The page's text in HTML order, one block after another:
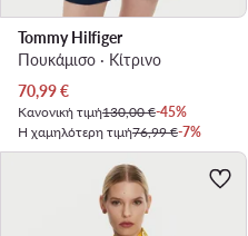
Tommy Hilfiger
Πουκάμισο · Κίτρινο
Τρέχουσα τιμή
70,99€
Κανονική τιμή130,00 €-45%
Η χαμηλότερη τιμή76,99 €-7%